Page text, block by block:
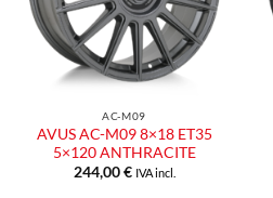
AC-M09
AVUS AC-M09 8×18 ET35
5×120 ANTHRACITE
244,00€ IVA incl.